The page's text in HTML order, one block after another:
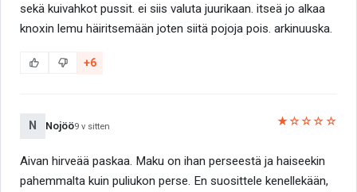
sekä kuivahkot pussit. ei siis valuta juurikaan. itseä jo alkaa
knoxin lemu häiritsemään joten siitä pojoja pois. arkinuuska.
+6
N Nojöö9 v sitten ★☆☆☆☆
Aivan hirveää paskaa. Maku on ihan perseestä ja haiseekin
pahemmalta kuin puliukon perse. En suosittele kenellekään,